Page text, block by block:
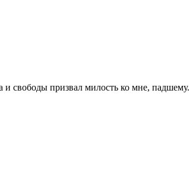
и свободы призвал милость ко мне, падшему.